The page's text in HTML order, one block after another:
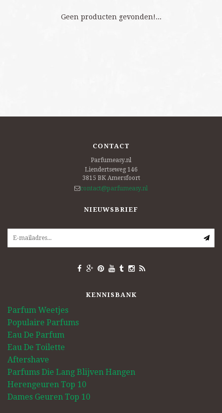
Geen producten gevonden!...
CONTACT
Parfumeasy.nl
Liendertseweg 146
3815 BK Amersfoort
contact@parfumeasy.nl
NIEUWSBRIEF
KENNISBANK
Parfum Weetjes
Populaire Parfums
Eau De Parfum
Eau De Toilette
Aftershave
Parfums Die Lang Blijven Hangen
Herengeuren Top 10
Dames Geuren Top 10